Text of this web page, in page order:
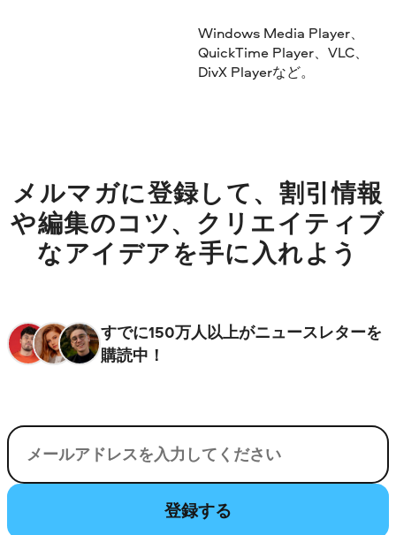
Windows Media Player、
QuickTime Player、VLC、
DivX Playerなど。
メルマガに登録して、割引情報
や編集のコツ、クリエイティブ
なアイデアを手に入れよう
すでに150万人以上がニュースレターを
購読中！
電子メール
登録する